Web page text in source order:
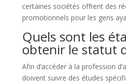
certaines sociétés offrent des
promotionnels pour les gens
Quels sont les
obtenir le statut
Afin d’accéder à la profession
doivent suivre des études